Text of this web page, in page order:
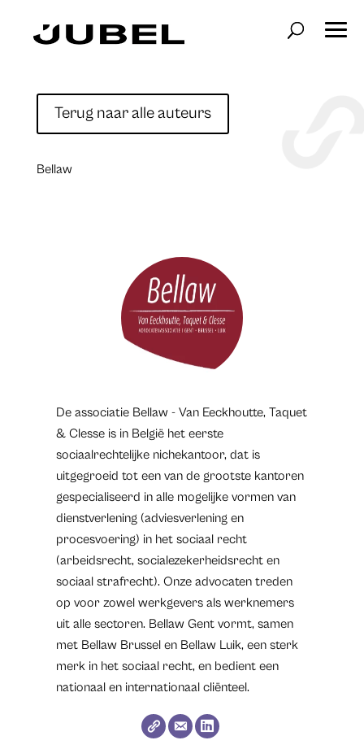
Terug naar alle auteurs
Bellaw
De associatie Bellaw - Van Eeckhoutte, Taquet
& Clesse is in België het eerste
sociaalrechtelijke nichekantoor, dat is
uitgegroeid tot een van de grootste kantoren
gespecialiseerd in alle mogelijke vormen van
dienstverlening (adviesverlening en
procesvoering) in het sociaal recht
(arbeidsrecht, socialezekerheidsrecht en
sociaal strafrecht). Onze advocaten treden
op voor zowel werkgevers als werknemers
uit alle sectoren. Bellaw Gent vormt, samen
met Bellaw Brussel en Bellaw Luik, een sterk
merk in het sociaal recht, en bedient een
nationaal en internationaal cliënteel.